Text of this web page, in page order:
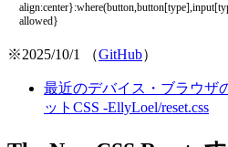
allowed}
※2025/10/1 （GitHub）
最近のデバイス・ブラウザ
ットCSS -EllyLoel/reset.css